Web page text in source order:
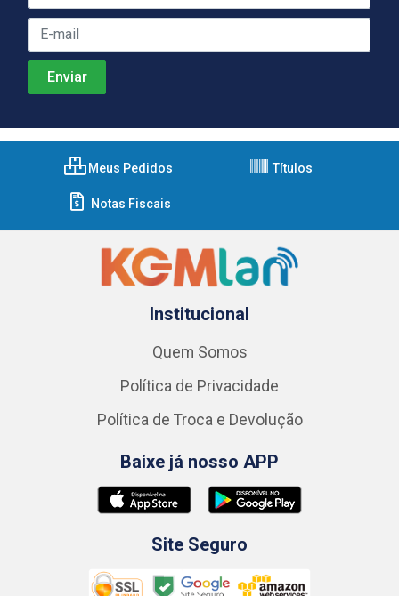
Meus Pedidos Títulos
Notas Fiscais
Institucional
Quem Somos
Política de Privacidade
Política de Troca e Devolução
Baixe já nosso APP
Site Seguro